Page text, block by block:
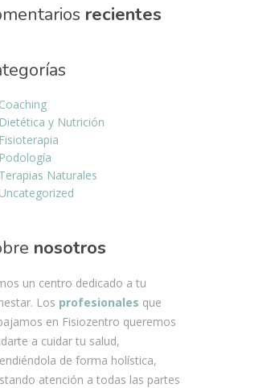
recientes
Coaching
Dietética y Nutrición
Fisioterapia
Podología
Terapias Naturales
Uncategorized
nosotros
un centro dedicado a tu
Los profesionales que
en Fisiozentro queremos
a cuidar tu salud,
de forma holística,
atención a todas las partes